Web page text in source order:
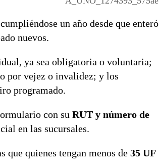
un año desde que enteró
nuevos.
ya sea obligatoria o voluntaria;
por vejez o invalidez; y los
programado.
con su RUT y número de
en las sucursales.
quienes tengan menos de 35 UF